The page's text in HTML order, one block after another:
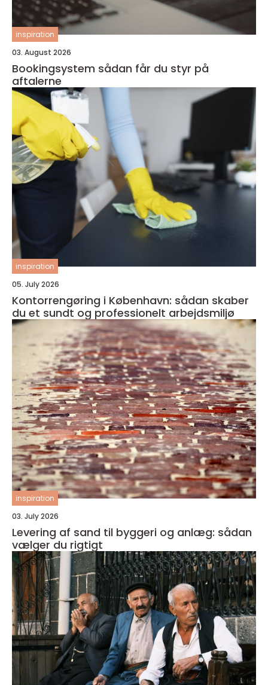
inspiration
03. August 2026
Bookingsystem sådan får du styr på
aftalerne
inspiration
05. July 2026
Kontorrengøring i København: sådan skaber
du et sundt og professionelt arbejdsmiljø
inspiration
03. July 2026
Levering af sand til byggeri og anlæg: sådan
vælger du rigtigt